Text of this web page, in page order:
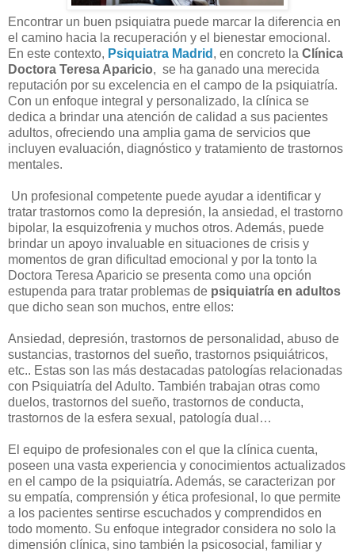
Encontrar un buen psiquiatra puede marcar la diferencia en
el camino hacia la recuperación y el bienestar emocional.
En este contexto, Psiquiatra Madrid , en concreto la Clínica
Doctora Teresa Aparicio, se ha ganado una merecida
reputación por su excelencia en el campo de la psiquiatría.
Con un enfoque integral y personalizado, la clínica se
dedica a brindar una atención de calidad a sus pacientes
adultos, ofreciendo una amplia gama de servicios que
incluyen evaluación, diagnóstico y tratamiento de trastornos
mentales.
Un profesional competente puede ayudar a identificar y
tratar trastornos como la depresión, la ansiedad, el trastorno
bipolar, la esquizofrenia y muchos otros. Además, puede
brindar un apoyo invaluable en situaciones de crisis y
momentos de gran dificultad emocional y por la tonto la
Doctora Teresa Aparicio se presenta como una opción
estupenda para tratar problemas de psiquiatría en adultos
que dicho sean son muchos, entre ellos:
Ansiedad, depresión, trastornos de personalidad, abuso de
sustancias, trastornos del sueño, trastornos psiquiátricos,
etc.. Estas son las más destacadas patologías relacionadas
con Psiquiatría del Adulto. También trabajan otras como
duelos, trastornos del sueño, trastornos de conducta,
trastornos de la esfera sexual, patología dual…
El equipo de profesionales con el que la clínica cuenta,
poseen una vasta experiencia y conocimientos actualizados
en el campo de la psiquiatría. Además, se caracterizan por
su empatía, comprensión y ética profesional, lo que permite
a los pacientes sentirse escuchados y comprendidos en
todo momento. Su enfoque integrador considera no solo la
dimensión clínica, sino también la psicosocial, familiar y